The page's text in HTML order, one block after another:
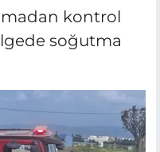
kontrol
soğutma